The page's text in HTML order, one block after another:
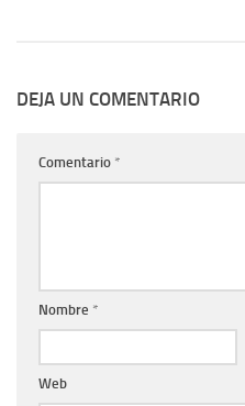
DEJA UN COMENTARIO
Comentario *
Nombre *
Web